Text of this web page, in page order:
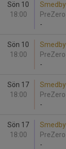
Sön 10
18:00
-
Sön 10
18:00
-
Sön 17
18:00
Smedby
-
Sön 17
18:00
-